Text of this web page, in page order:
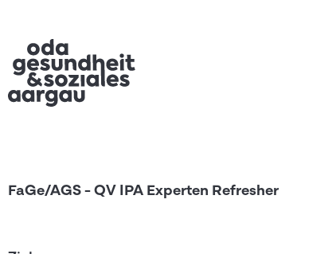
FaGe/AGS - QV IPA Experten Refresher